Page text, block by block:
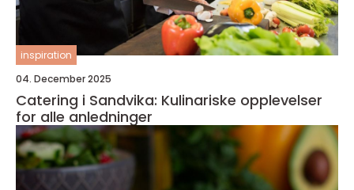
inspiration
04. December 2025
Catering i Sandvika: Kulinariske opplevelser
for alle anledninger